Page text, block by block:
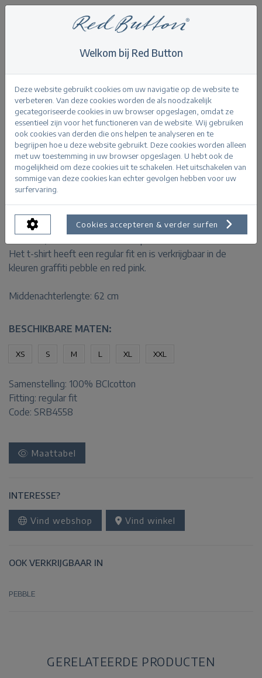
Tee temmy graffiti
Terug
Tee temmy graffiti red pink
PRODUCTINFORMATIE
De Tee Temmy Graffiti is een wit t-shirt met korte
Het t-shirt heeft een regular fit en is verkrijgbaar in de
kleuren graffiti pebble en red pink.
Middenachterlengte: 62 cm
BESCHIKBARE MATEN:
XS S M L XL XXL
Samenstelling: 100% BCIcotton
Fitting: regular fit
Code: SRB4558
Maattabel
INTERESSE?
Vind webshop Vind winkel
OOK VERKRIJGBAAR IN
PEBBLE
GERELATEERDE PRODUCTEN
Welkom bij Red Button
Deze website gebruikt cookies om uw navigatie op de website te
verbeteren. Van deze cookies worden de als noodzakelijk
gecategoriseerde cookies in uw browser opgeslagen, omdat ze
essentieel zijn voor het functioneren van de website. Wij gebruiken
ook cookies van derden die ons helpen te analyseren en te
begrijpen hoe u deze website gebruikt. Deze cookies worden alleen
met uw toestemming in uw browser opgeslagen. U hebt ook de
mogelijkheid om deze cookies uit te schakelen. Het uitschakelen van
sommige van deze cookies kan echter gevolgen hebben voor uw
surfervaring.
Cookies accepteren & verder surfen